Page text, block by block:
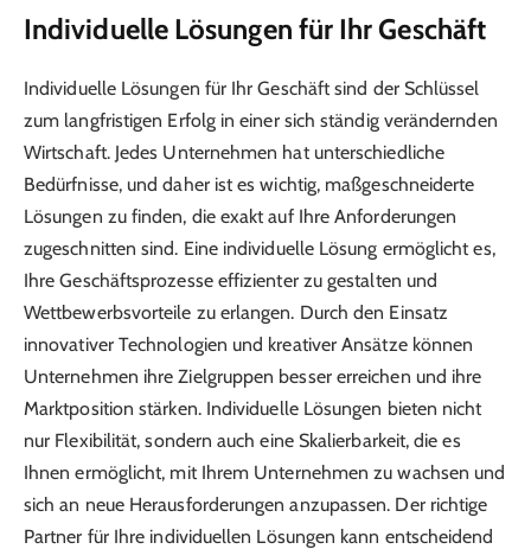
Individuelle Lösungen für Ihr Geschäft
Individuelle Lösungen für Ihr Geschäft sind der Schlüssel
zum langfristigen Erfolg in einer sich ständig verändernden
Wirtschaft. Jedes Unternehmen hat unterschiedliche
Bedürfnisse, und daher ist es wichtig, maßgeschneiderte
Lösungen zu finden, die exakt auf Ihre Anforderungen
zugeschnitten sind. Eine individuelle Lösung ermöglicht es,
Ihre Geschäftsprozesse effizienter zu gestalten und
Wettbewerbsvorteile zu erlangen. Durch den Einsatz
innovativer Technologien und kreativer Ansätze können
Unternehmen ihre Zielgruppen besser erreichen und ihre
Marktposition stärken. Individuelle Lösungen bieten nicht
nur Flexibilität, sondern auch eine Skalierbarkeit, die es
Ihnen ermöglicht, mit Ihrem Unternehmen zu wachsen und
sich an neue Herausforderungen anzupassen. Der richtige
Partner für Ihre individuellen Lösungen kann entscheidend